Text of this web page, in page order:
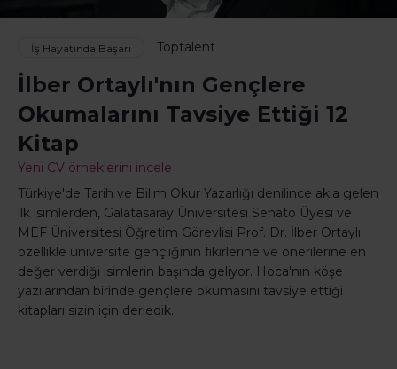
İş Hayatında Başarı Toptalent
İlber Ortaylı'nın Gençlere
Okumalarını Tavsiye Ettiği 12
Kitap
Yeni CV örneklerini incele
Türkiye'de Tarih ve Bilim Okur Yazarlığı denilince akla gelen
ilk isimlerden, Galatasaray Üniversitesi Senato Üyesi ve
MEF Üniversitesi Öğretim Görevlisi Prof. Dr. İlber Ortaylı
özellikle üniversite gençliğinin fikirlerine ve önerilerine en
değer verdiği isimlerin başında geliyor. Hoca'nın köşe
yazılarından birinde gençlere okumasını tavsiye ettiği
kitapları sizin için derledik.